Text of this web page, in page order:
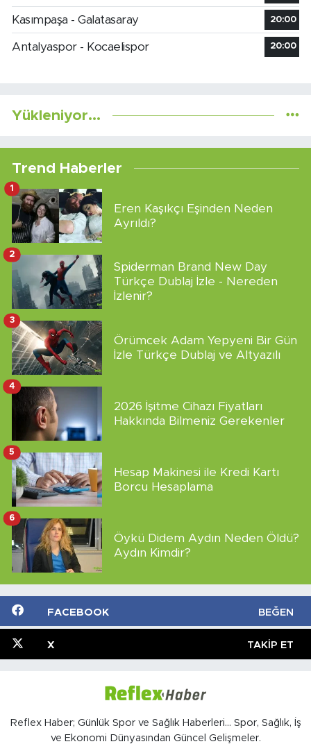
Kasımpaşa - Galatasaray 20:00
Antalyaspor - Kocaelispor 20:00
Yükleniyor...
Trend Haberler
Eren Kaşıkçı Eşinden Neden
Ayrıldı?
1
Spiderman Brand New Day
Türkçe Dublaj İzle - Nereden
İzlenir?
2
Örümcek Adam Yepyeni Bir Gün
İzle Türkçe Dublaj ve Altyazılı
3
2026 İşitme Cihazı Fiyatları
Hakkında Bilmeniz Gerekenler
4
Hesap Makinesi ile Kredi Kartı
Borcu Hesaplama
5
Öykü Didem Aydın Neden Öldü?
Aydın Kimdir?
6
FACEBOOK BEĞEN
X TAKIP ET
Reflex Haber; Günlük Spor ve Sağlık Haberleri... Spor, Sağlık, İş
ve Ekonomi Dünyasından Güncel Gelişmeler.